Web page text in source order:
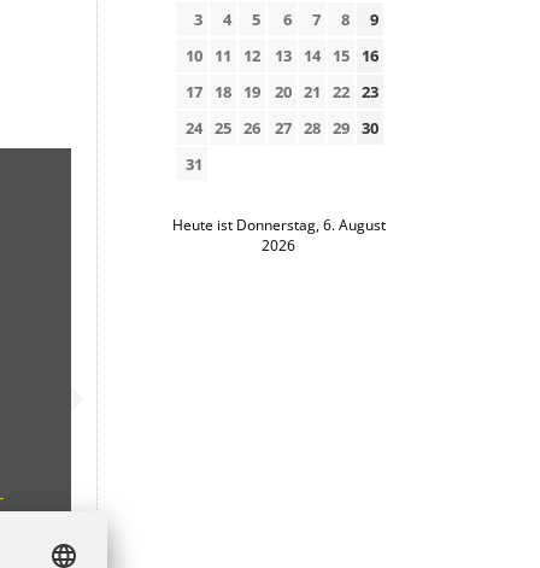
3
4 5 6 7 8
9
10
11 12 13 14 15
16
17
18 19 20 21 22 23
24 25 26 27 28 29 30
31
Heute ist Donnerstag, 6. August
2026